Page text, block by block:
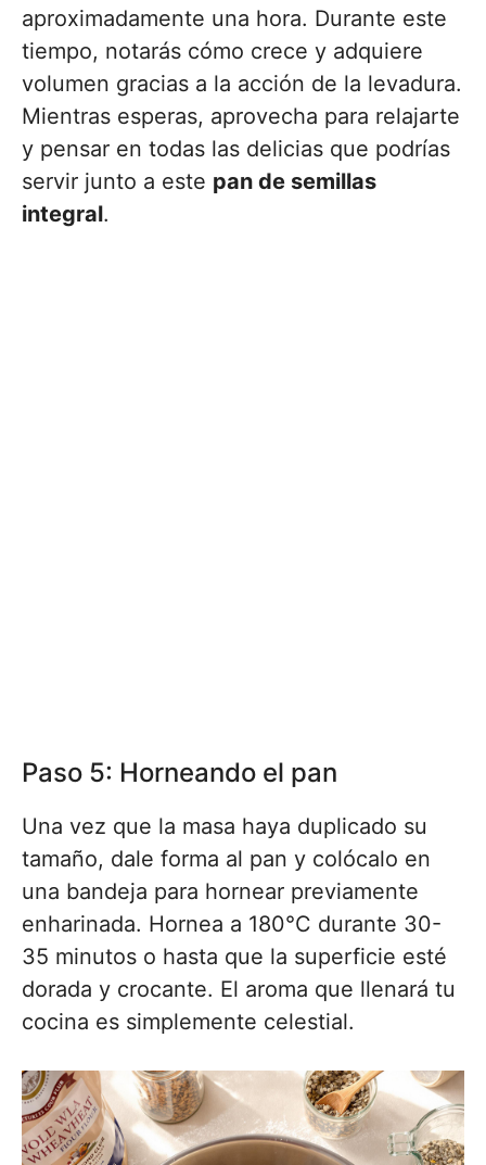
aproximadamente una hora. Durante este
tiempo, notarás cómo crece y adquiere
volumen gracias a la acción de la levadura.
Mientras esperas, aprovecha para relajarte
y pensar en todas las delicias que podrías
servir junto a este pan de semillas
integral.
Paso 5: Horneando el pan
Una vez que la masa haya duplicado su
tamaño, dale forma al pan y colócalo en
una bandeja para hornear previamente
enharinada. Hornea a 180°C durante 30-
35 minutos o hasta que la superficie esté
dorada y crocante. El aroma que llenará tu
cocina es simplemente celestial.